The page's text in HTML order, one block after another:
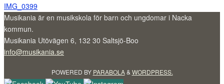
IMG_0399
Musikania är en musikskola för barn och ungdomar i Nacka
kommun.
Musikania Utövägen 6, 132 30 Saltsjö-Boo
info@musikania.se
POWERED BY PARABOLA& WORDPRESS.